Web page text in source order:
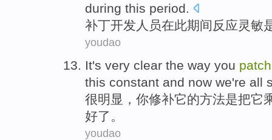
during this period.
补丁开发人员在此期间 反应灵敏
youdao
It's very clear the way you patch
this constant and now we're all
很明显 ， 你修补它的方法是把它
好了。
youdao